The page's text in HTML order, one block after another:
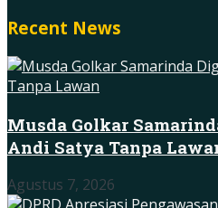
Recent News
Musda Golkar
Andi Satya Tanpa
Agustus 7, 2026